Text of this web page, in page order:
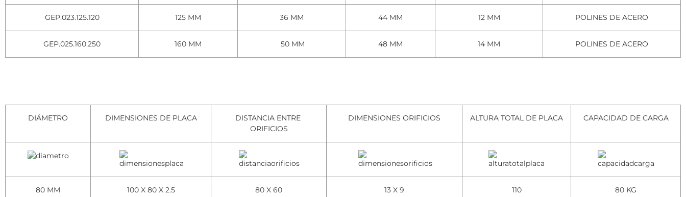
GEP.023.125.120 125 MM 36 MM 44 MM 12 MM POLINES DE ACERO
GEP.025.160.250 160 MM 50 MM 48 MM 14 MM POLINES DE ACERO
DIÁMETRO DIMENSIONES DE PLACA
DISTANCIA ENTRE
ORIFICIOS
DIMENSIONES ORIFICIOS ALTURA TOTAL DE PLACA CAPACIDAD DE CARGA
80 MM 100 X 80 X 2.5 80 X 60 13 X 9 110 80 KG